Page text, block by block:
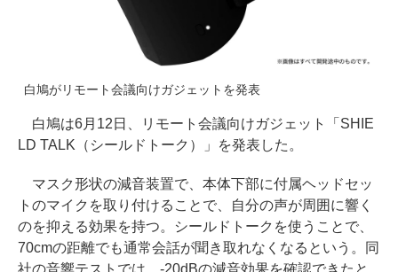
白鳩がリモート会議向けガジェットを発表
白鳩は6月12日、リモート会議向けガジェット「SHIE
LD TALK（シールドトーク）」を発表した。
マスク形状の減音装置で、本体下部に付属ヘッドセッ
トのマイクを取り付けることで、自分の声が周囲に響く
のを抑える効果を持つ。シールドトークを使うことで、
70cmの距離でも通常会話が聞き取れなくなるという。同